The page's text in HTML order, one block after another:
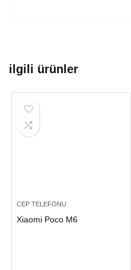
ilgili ürünler
CEP TELEFONU
Xiaomi Poco M6